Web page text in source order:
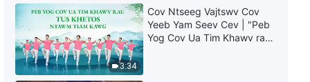
4:27
Nkauj Ntseeg Tawm Tshiab
2022 | “Vajtswv Yog Tus Zoo
Tshaj Plaws”
3:34
Cov Ntseeg Vajtswv Cov
Yeeb Yam Seev Cev | "Peb
Yog Cov Ua Tim Khawv rau